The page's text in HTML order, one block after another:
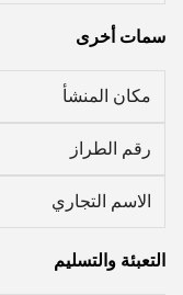
سمات أخرى
مكان المنشأ
رقم الطراز
الاسم التجاري
التعبئة والتسليم